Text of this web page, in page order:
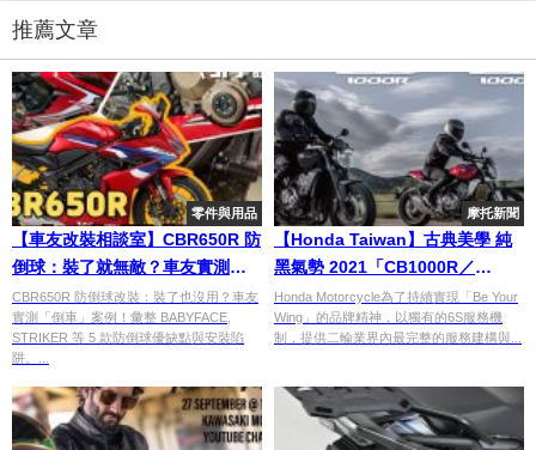
推薦文章
零件與用品
【車友改裝相談室】CBR650R 防
倒球：裝了就無敵？車友實測
「原地倒車」防護力與安裝陷阱
｜台日車友評價匯總
CBR650R 防倒球改裝：裝了也沒用？車友
實測「倒車」案例！彙整 BABYFACE,
STRIKER 等 5 款防倒球優缺點與安裝陷
阱。...
摩托新聞
【Honda Taiwan】古典美學 純
黑氣勢 2021「CB1000R／
CB1000R+」
Honda Motorcycle為了持續實現「Be Your
Wing」的品牌精神，以獨有的6S服務機
制，提供二輪業界內最完整的服務建構與...